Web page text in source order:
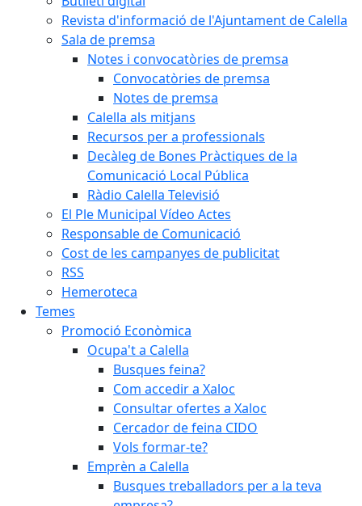
Revista d'informació de l'Ajuntament de Calella
Sala de premsa
Notes i convocatòries de premsa
Convocatòries de premsa
Notes de premsa
Calella als mitjans
Recursos per a professionals
Decàleg de Bones Pràctiques de la
Comunicació Local Pública
Ràdio Calella Televisió
El Ple Municipal Vídeo Actes
Responsable de Comunicació
Cost de les campanyes de publicitat
RSS
Hemeroteca
Temes
Promoció Econòmica
Ocupa't a Calella
Busques feina?
Com accedir a Xaloc
Consultar ofertes a Xaloc
Cercador de feina CIDO
Vols formar-te?
Emprèn a Calella
Busques treballadors per a la teva